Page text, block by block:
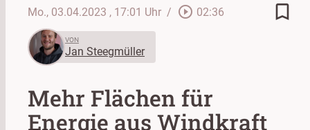
Mo., 03.04.2023 , 17:01 Uhr / play_circle_outline 02:36 bookmark_border
VON
Jan Steegmüller
Mehr Flächen für
Energie aus Windkraft